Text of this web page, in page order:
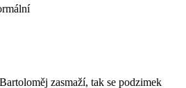
zasmaží, tak se podzimek